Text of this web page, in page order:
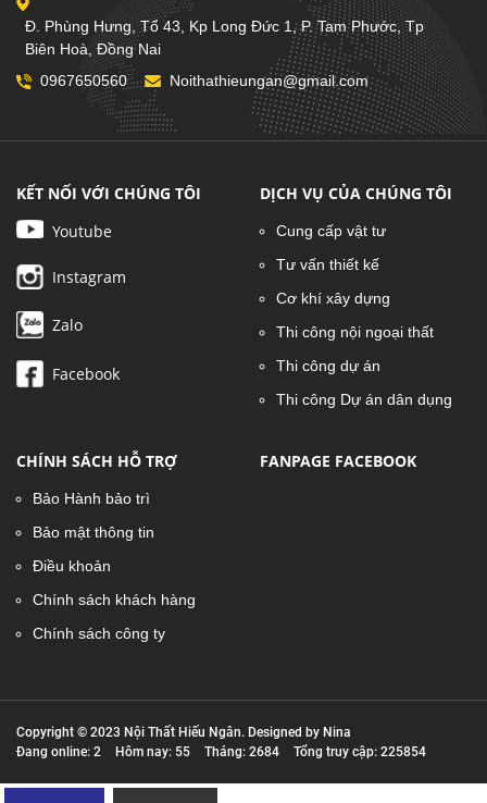
Đ. Phùng Hưng, Tổ 43, Kp Long Đức 1, P. Tam Phước, Tp
Biên Hoà, Đồng Nai
0967650560
Noithathieungan@gmail.com
KẾT NỐI VỚI CHÚNG TÔI
Youtube
Instagram
Zalo
Facebook
DỊCH VỤ CỦA CHÚNG TÔI
Cung cấp vật tư
Tư vấn thiết kế
Cơ khí xây dựng
Thi công nội ngoại thất
Thi công dự án
Thi công Dự án dân dụng
CHÍNH SÁCH HỖ TRỢ
Bảo Hành bảo trì
Bảo mật thông tin
Điều khoản
Chính sách khách hàng
Chính sách công ty
FANPAGE FACEBOOK
Copyright © 2023 Nội Thất Hiếu Ngân. Designed by Nina
Đang online: 2
Hôm nay: 55 Tháng: 2684 Tổng truy cập: 225854